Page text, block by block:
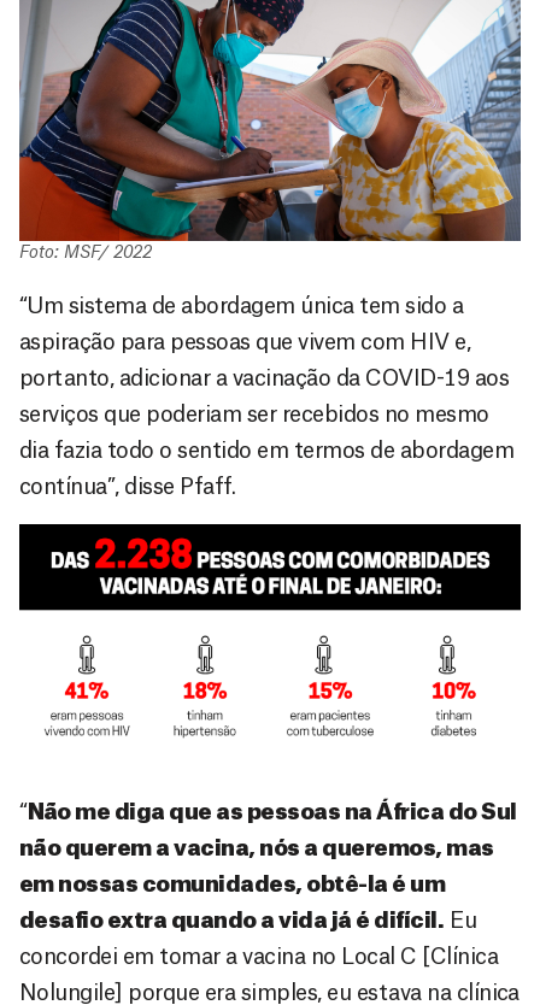
Foto: MSF/ 2022
“Um sistema de abordagem única tem sido a
aspiração para pessoas que vivem com HIV e,
portanto, adicionar a vacinação da COVID-19 aos
serviços que poderiam ser recebidos no mesmo
dia fazia todo o sentido em termos de abordagem
contínua”, disse Pfaff.
“ Não me diga que as pessoas na África do Sul
não querem a vacina, nós a queremos, mas
em nossas comunidades, obtê-la é um
desafio extra quando a vida já é difícil. Eu
concordei em tomar a vacina no Local C [Clínica
Nolungile] porque era simples, eu estava na clínica